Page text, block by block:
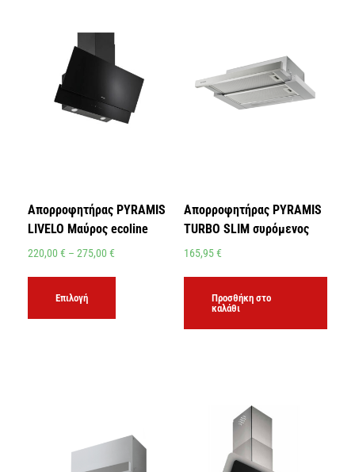
Απορροφητήρας PYRAMIS
LIVELO Μαύρος ecoline
220,00 € – 275,00 €
Επιλογή
Απορροφητήρας PYRAMIS
TURBO SLIM συρόμενος
165,95€
Προσθήκη στο
καλάθι